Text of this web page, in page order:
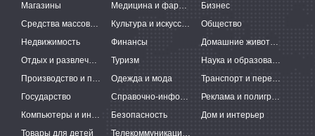
Магазины
Медицина и фармацевтика
Бизнес
Средства массовой информации
Культура и искусство
Общество
Недвижимость
Финансы
Домашние животные
Отдых и развлечения
Туризм
Наука и образование
Производство и поставки
Одежда и мода
Транспорт и перевозки
Государство
Справочно-информационные системы
Реклама и полиграфия
Компьютеры и интернет
Безопасность
Дом и интерьер
Товары для детей
Телекоммуникации и связь